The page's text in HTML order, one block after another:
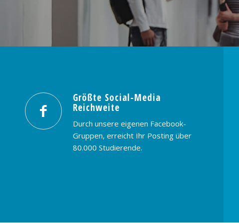
Größte Social-Media
Reichweite
Durch unsere eigenen Facebook-
Gruppen, erreicht Ihr Posting über
80.000 Studierende.